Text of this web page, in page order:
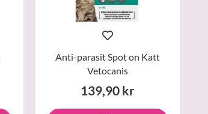
Anti-parasit Spot on Katt
Vetocanis
139,90 kr